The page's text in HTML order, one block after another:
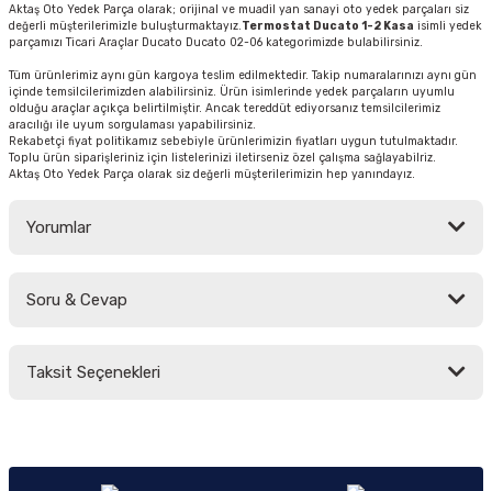
Aktaş Oto Yedek Parça olarak; orijinal ve muadil yan sanayi oto yedek parçaları siz
değerli müşterilerimizle buluşturmaktayız.Termostat Ducato 1-2 Kasa isimli yedek
parçamızı Ticari Araçlar Ducato Ducato 02-06 kategorimizde bulabilirsiniz.
Tüm ürünlerimiz aynı gün kargoya teslim edilmektedir. Takip numaralarınızı aynı gün
içinde temsilcilerimizden alabilirsiniz. Ürün isimlerinde yedek parçaların uyumlu
olduğu araçlar açıkça belirtilmiştir. Ancak tereddüt ediyorsanız temsilcilerimiz
aracılığı ile uyum sorgulaması yapabilirsiniz.
Rekabetçi fiyat politikamız sebebiyle ürünlerimizin fiyatları uygun tutulmaktadır.
Toplu ürün siparişleriniz için listelerinizi iletirseniz özel çalışma sağlayabilriz.
Aktaş Oto Yedek Parça olarak siz değerli müşterilerimizin hep yanındayız.
Yorumlar
Soru & Cevap
Taksit Seçenekleri